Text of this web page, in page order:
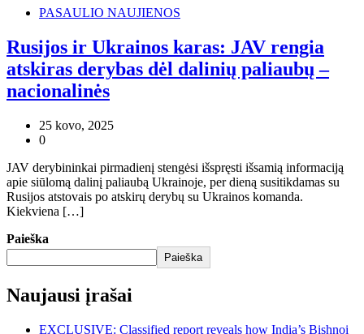
PASAULIO NAUJIENOS
Rusijos ir Ukrainos karas: JAV rengia
atskiras derybas dėl dalinių paliaubų –
nacionalinės
25 kovo, 2025
0
JAV derybininkai pirmadienį stengėsi išspręsti išsamią informaciją
apie siūlomą dalinį paliaubą Ukrainoje, per dieną susitikdamas su
Rusijos atstovais po atskirų derybų su Ukrainos komanda.
Kiekviena […]
Paieška
Paieška
Naujausi įrašai
EXCLUSIVE: Classified report reveals how India’s Bishnoi